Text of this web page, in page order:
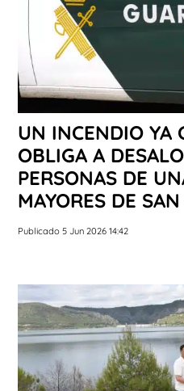
UN INCENDIO YA
OBLIGA A
PERSONAS DE
MAYORES DE
Publicado 5 Jun 2026 14:42